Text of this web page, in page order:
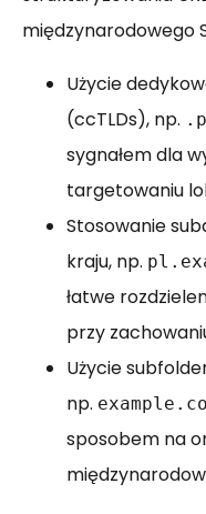
międzynarodowego
Użycie
(ccTLDs), np.
sygnałem dla
targetowaniu
Stosowanie
kraju, np.
łatwe
przy
Użycie
np.
sposobem na